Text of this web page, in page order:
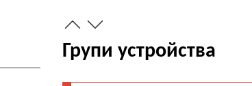
Групи устройства